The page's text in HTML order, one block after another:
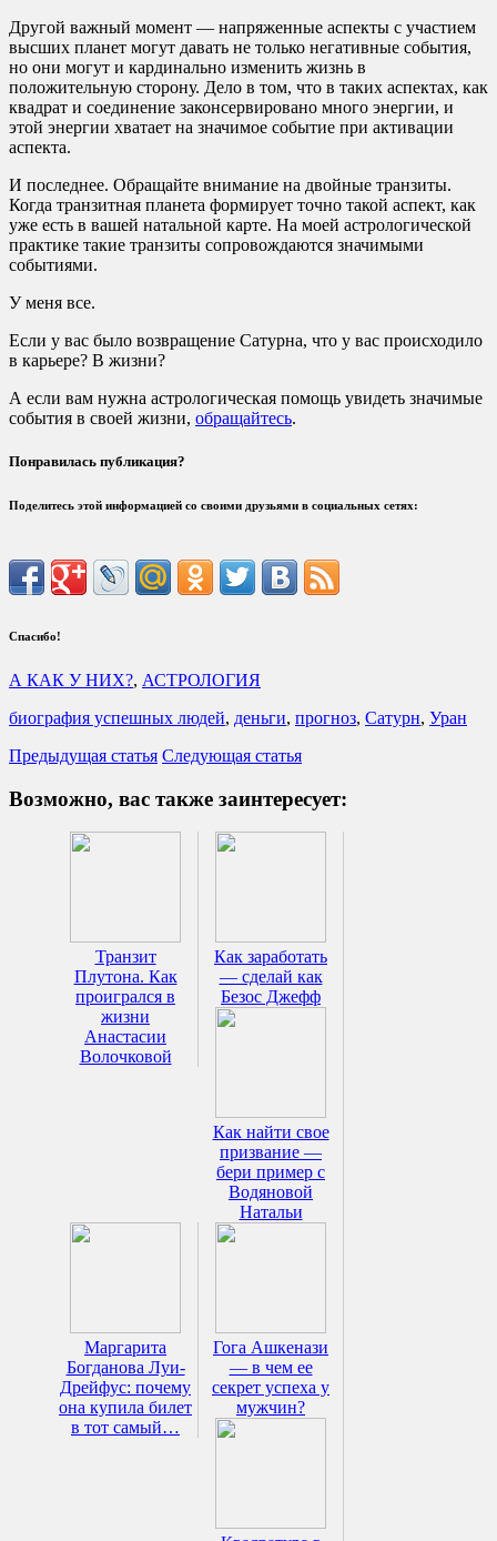
Другой важный момент — напряженные аспекты с участием
высших планет могут давать не только негативные события,
но они могут и кардинально изменить жизнь в
положительную сторону. Дело в том, что в таких аспектах, как
квадрат и соединение законсервировано много энергии, и
этой энергии хватает на значимое событие при активации
аспекта.
И последнее. Обращайте внимание на двойные транзиты.
Когда транзитная планета формирует точно такой аспект, как
уже есть в вашей натальной карте. На моей астрологической
практике такие транзиты сопровождаются значимыми
событиями.
У меня все.
Если у вас было возвращение Сатурна, что у вас происходило
в карьере? В жизни?
А если вам нужна астрологическая помощь увидеть значимые
события в своей жизни, обращайтесь.
Понравилась публикация?
Поделитесь этой информацией со своими друзьями в социальных сетях:
Спасибо!
А КАК У НИХ?, АСТРОЛОГИЯ
биография успешных людей, деньги, прогноз, Сатурн, Уран
Предыдущая статья Следующая статья
Возможно, вас также заинтересует:
Транзит
Плутона. Как
проигрался в
жизни
Анастасии
Волочковой
Как заработать
— сделай как
Безос Джефф
Как найти свое
призвание —
бери пример с
Водяновой
Натальи
Маргарита
Богданова Луи-
Дрейфус: почему
она купила билет
в тот самый…
Гога Ашкенази
— в чем ее
секрет успеха у
мужчин?